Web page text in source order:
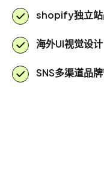
shopify独立站
海外UI视觉设计
SNS多渠道品